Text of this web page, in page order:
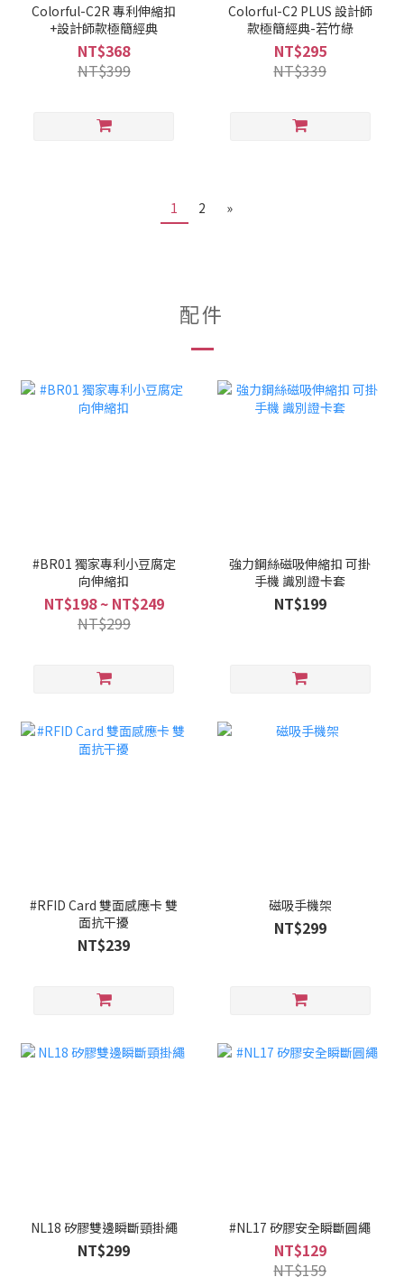
Colorful-C2R 專利伸縮扣
+設計師款極簡經典
NT$368
NT$399
Colorful-C2 PLUS 設計師
款極簡經典-若竹綠
NT$295
NT$339
1 2 »
配件
#BR01 獨家專利小豆腐定
向伸縮扣
NT$198 ~ NT$249
NT$299
強力鋼絲磁吸伸縮扣 可掛
手機 識別證卡套
NT$199
#RFID Card 雙面感應卡 雙
面抗干擾
NT$239
磁吸手機架
NT$299
NL18 矽膠雙邊瞬斷頸掛繩
NT$299
#NL17 矽膠安全瞬斷圓繩
NT$129
NT$159